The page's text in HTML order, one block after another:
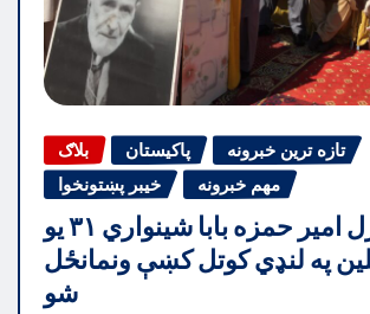
بلاګ پاکیستان
تازه ترین خبرونه
خیبر پښتونخوا
مهم خبرونه
بابای غزل امیر حمزه بابا شینواري ۳۱ یو
په لنډي کوتل کښې ونمانځل
شو